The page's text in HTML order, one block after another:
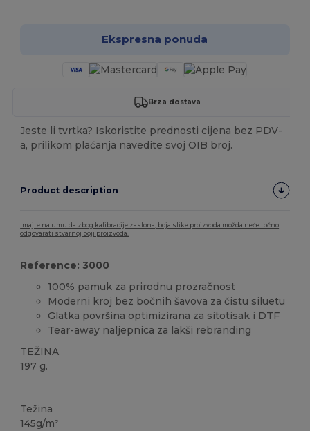
Ekspresna ponuda
Brza dostava
Jeste li tvrtka? Iskoristite prednosti cijena bez PDV-
a, prilikom plaćanja navedite svoj OIB broj.
Product description
Imajte na umu da zbog kalibracije zaslona, boja slike proizvoda možda neće točno
odgovarati stvarnoj boji proizvoda.
Reference: 3000
100% pamuk za prirodnu prozračnost
Moderni kroj bez bočnih šavova za čistu siluetu
Glatka površina optimizirana za sitotisak i DTF
Tear-away naljepnica za lakši rebranding
TEŽINA
197 g.
Težina
145g/m²